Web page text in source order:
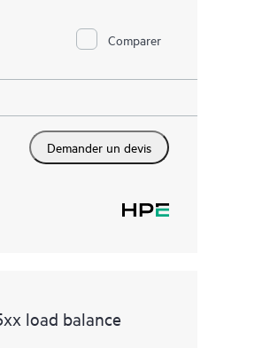
Comparer
Demander un devis
load balance